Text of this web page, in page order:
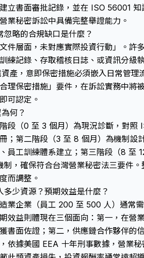
立書面審批記錄，並在 ISO 56001
營業秘密訴訟中具備完整舉證能力。
略的合規缺口是什麼？
件層面，未對應實際投資行動」。許
練記錄、存取稽核日誌、或資訊分級
產，意即保密措施必須嵌入日常管理
理保密措施」要件，在訴訟實務中將
可認定。
何？
段（0 至 3 個月）為現況診斷，對照
；第二階段（3 至 8 個月）為機制設
員工訓練體系建立；第三階段（8 至
制，確保符合台灣營業秘密法三要件
而調整。
少資源？預期效益是什麼？
業企業（員工 200 至 500 人）通常
效益則體現在三個面向：第一，在營
書面佐證；第二，供應鏈合作夥伴的
依據美國 EEA 十年刑事數據，營業